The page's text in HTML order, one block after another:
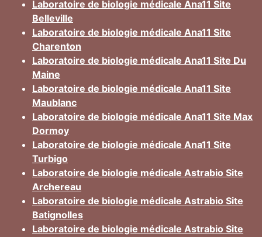
Laboratoire de biologie médicale Ana11 Site
Belleville
Laboratoire de biologie médicale Ana11 Site
Charenton
Laboratoire de biologie médicale Ana11 Site Du
Maine
Laboratoire de biologie médicale Ana11 Site
Maublanc
Laboratoire de biologie médicale Ana11 Site Max
Dormoy
Laboratoire de biologie médicale Ana11 Site
Turbigo
Laboratoire de biologie médicale Astrabio Site
Archereau
Laboratoire de biologie médicale Astrabio Site
Batignolles
Laboratoire de biologie médicale Astrabio Site